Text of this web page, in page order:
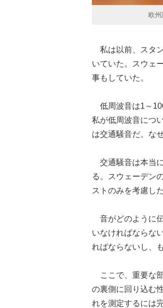
欧
私は以前、スタ
いていた。スウェ
事もしていた。
低周波音は1～
私が低周波音につ
は交通騒音だ。な
交通騒音は本当
る。スウェーデン
ストのみを考慮し
音がどのように
いなければならな
ればならないし、
ここで、重要な
の裏側に回り込む
れを測定するには